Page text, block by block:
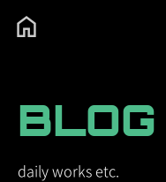
BLOG
daily works etc.